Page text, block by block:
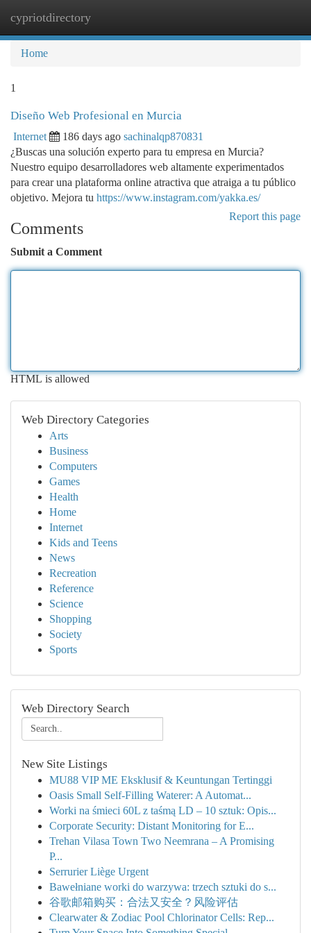
cypriotdirectory
Home
1
Diseño Web Profesional en Murcia
Internet 186 days ago sachinalqp870831
¿Buscas una solución experto para tu empresa en Murcia?
Nuestro equipo desarrolladores web altamente experimentados
para crear una plataforma online atractiva que atraiga a tu público
objetivo. Mejora tu https://www.instagram.com/yakka.es/
Report this page
Comments
Submit a Comment
HTML is allowed
Web Directory Categories
Arts
Business
Computers
Games
Health
Home
Internet
Kids and Teens
News
Recreation
Reference
Science
Shopping
Society
Sports
Web Directory Search
New Site Listings
MU88 VIP ME Eksklusif & Keuntungan Tertinggi
Oasis Small Self-Filling Waterer: A Automat...
Worki na śmieci 60L z taśmą LD – 10 sztuk: Opis...
Corporate Security: Distant Monitoring for E...
Trehan Vilasa Town Two Neemrana – A Promising
P...
Serrurier Liège Urgent
Bawełniane worki do warzywa: trzech sztuki do s...
谷歌邮箱购买：合法又安全？风险评估
Clearwater & Zodiac Pool Chlorinator Cells: Rep...